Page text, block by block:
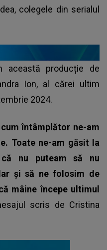
colegele din serialul
această producție de
Ion, al cărei ultim
2024.
întâmplător ne-am
Toate ne-am găsit la
că nu puteam să nu
și să ne folosim de
mâine începe ultimul
scris de Cristina